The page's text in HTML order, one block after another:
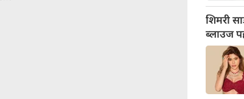
शिमरी
ब्लाउज